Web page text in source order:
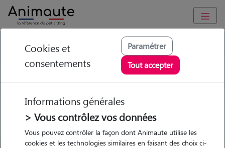
GARDE ANIMAUX à Port-Saint-Louis-du-Rhône : Garde chien
et chat en famille ou à domicile, visites et promenades
Trouvez une garde animaux à
Port-Saint-Louis-du-Rhône
Parmi nos pet-sitters à Port-Saint-
Louis-du-Rhône
Cookies et
consentements
Paramétrer
Tout accepter
Informations générales
> Vous contrôlez vos données
Vous pouvez contrôler la façon dont Animaute utilise les
cookies et les technologies similaires en faisant des choix ci-